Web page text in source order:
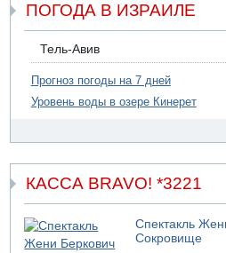
Кешет (Верхняя Галилея)
09.08.2026 19:10
Двое погибших при
шоссе
подземного арсенала "Хизбаллы"
ПОГОДА В ИЗРАИЛЕ
Тель-Авив
Прогноз погоды на 7 дней
Уровень воды в озере Кинерет
КАССА BRAVO! *3221
Спектакль
Сокровище